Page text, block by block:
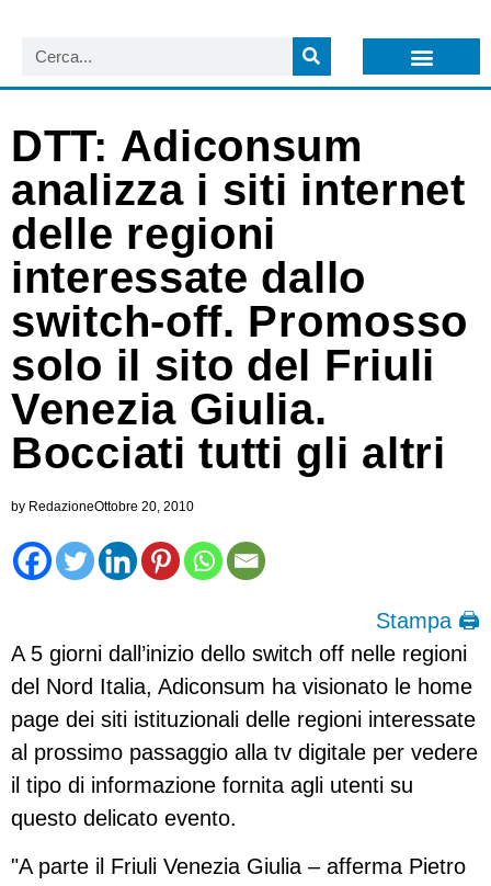
DTT: Adiconsum
analizza i siti internet
delle regioni
interessate dallo
switch-off. Promosso
solo il sito del Friuli
Venezia Giulia.
Bocciati tutti gli altri
by RedazioneOttobre 20, 2010
Stampa 🖨
A 5 giorni dall’inizio dello switch off nelle regioni
del Nord Italia, Adiconsum ha visionato le home
page dei siti istituzionali delle regioni interessate
al prossimo passaggio alla tv digitale per vedere
il tipo di informazione fornita agli utenti su
questo delicato evento.
"A parte il Friuli Venezia Giulia – afferma Pietro